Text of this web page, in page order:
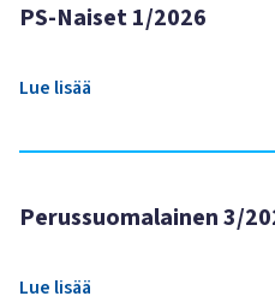
PS-Naiset 1/2026
Lue lisää
Perussuomalainen 3/
Lue lisää